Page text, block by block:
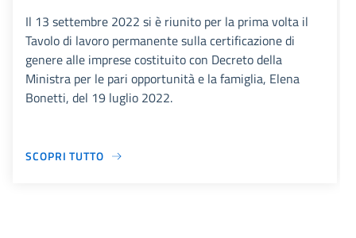
Il 13 settembre 2022 si è riunito per la prima volta il
Tavolo di lavoro permanente sulla certificazione di
genere alle imprese costituito con Decreto della
Ministra per le pari opportunità e la famiglia, Elena
Bonetti, del 19 luglio 2022.
SCOPRI TUTTO